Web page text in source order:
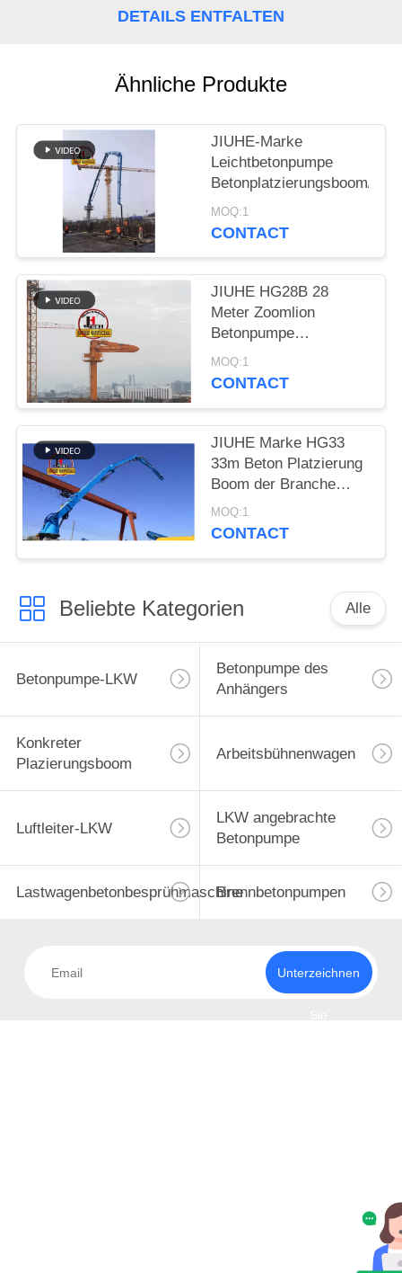
PRIVACY
POLICY
DETAILS ENTFALTEN
Ähnliche Produkte
JIUHE-Marke
Leichtbetonpumpe
Betonplatzierungsboom/
MOQ:1
CONTACT
JIUHE HG28B 28
Meter Zoomlion
Betonpumpe
Platzierung Boom 3
Abschnitt Boom Beton
MOQ:1
CONTACT
JIUHE Marke HG33
33m Beton Platzierung
Boom der Branche
führende Boom
Technologie für 32M
MOQ:1
CONTACT
Beliebte Kategorien Alle
Betonpumpe-LKW
Betonpumpe des
Anhängers
Konkreter
Plazierungsboom
Arbeitsbühnenwagen
Luftleiter-LKW
LKW angebrachte
Betonpumpe
LastwagenbetonbesprühmaschineBrennbetonpumpen
Unterzeichnen